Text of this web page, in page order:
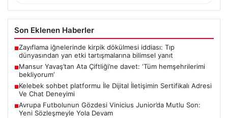
Son Eklenen Haberler
■Zayıflama iğnelerinde kirpik dökülmesi iddiası: Tıp
dünyasından yan etki tartışmalarına bilimsel yanıt
■Mansur Yavaş’tan Ata Çiftliği’ne davet: ‘Tüm hemşehrilerimi
bekliyorum’
■Kelebek sohbet platformu İle Dijital İletişimin Sertifikalı Adresi
Ve Chat Deneyimi
■Avrupa Futbolunun Gözdesi Vinicius Junior’da Mutlu Son:
Yeni Sözleşmeyle Yola Devam